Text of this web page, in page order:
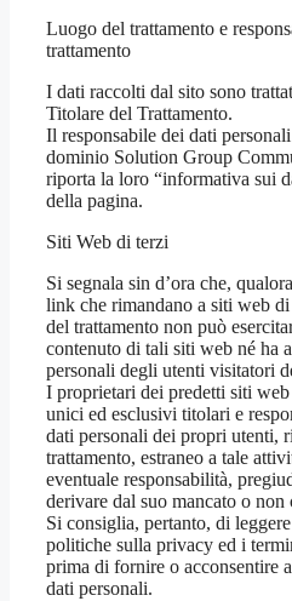
Luogo del trattamento e
trattamento
I dati raccolti dal sito sono
Titolare del Trattamento.
Il responsabile dei dati
dominio Solution Group
riporta la loro “informativa sui
della pagina.
Siti Web di terzi
Si segnala sin d’ora che,
link che rimandano a siti web
del trattamento non può
contenuto di tali siti web né ha
personali degli utenti visitatori
I proprietari dei predetti siti
unici ed esclusivi titolari e
dati personali dei propri utenti,
trattamento, estraneo a tale
eventuale responsabilità,
derivare dal suo mancato o non
Si consiglia, pertanto, di
politiche sulla privacy ed i
prima di fornire o acconsentire
dati personali.